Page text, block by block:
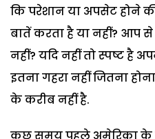
कि परेशान या अपसेट होने
बातें करता है या नहीं? आप
नहीं? यदि नहीं तो स्पष्ट है
इतना गहरा नहीं जितना
के करीब नहीं है.
कुछ समय पहले अमेरिका के